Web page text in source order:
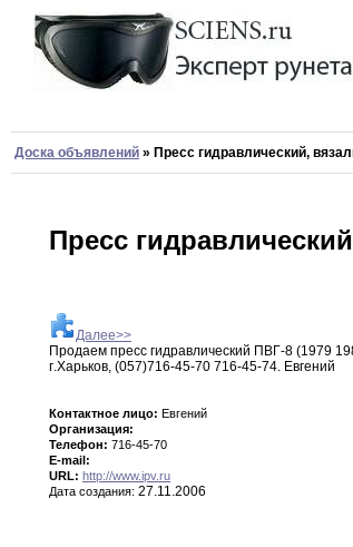
Доска объявлений » Пресс гидравлический,
Пресс
Далее>>
Продаем пресс гидравлический ПВГ-8 (1979
г.Харьков, (057)716-45-70 716-45-74. Евгений
Контактное лицо: Евгений
Организация:
Телефон: 716-45-70
E-mail:
URL: http://www.ipv.ru
Дата создания: 27.11.2006